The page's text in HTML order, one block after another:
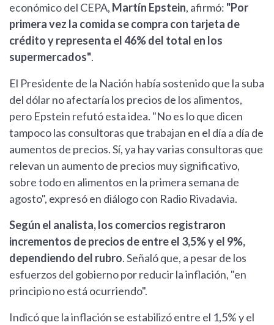
económico del CEPA, Martín Epstein, afirmó: "Por
primera vez la comida se compra con tarjeta de
crédito y representa el 46% del total en los
supermercados".
El Presidente de la Nación había sostenido que la suba
del dólar no afectaría los precios de los alimentos,
pero Epstein refutó esta idea. "No es lo que dicen
tampoco las consultoras que trabajan en el día a día de
aumentos de precios. Sí, ya hay varias consultoras que
relevan un aumento de precios muy significativo,
sobre todo en alimentos en la primera semana de
agosto", expresó en diálogo con Radio Rivadavia.
Según el analista, los comercios registraron
incrementos de precios de entre el 3,5% y el 9%,
dependiendo del rubro. Señaló que, a pesar de los
esfuerzos del gobierno por reducir la inflación, "en
principio no está ocurriendo".
Indicó que la inflación se estabilizó entre el 1,5% y el